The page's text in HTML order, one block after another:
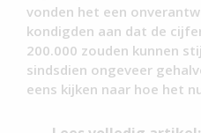
vonden het een
kondigden aan dat de
200.000 zouden kunnen
sindsdien ongeveer
eens kijken naar hoe het